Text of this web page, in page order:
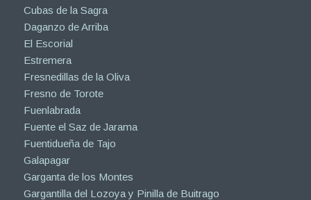
Cubas de la Sagra
Daganzo de Arriba
El Escorial
Estremera
Fresnedillas de la Oliva
Fresno de Torote
Fuenlabrada
Fuente el Saz de Jarama
Fuentidueña de Tajo
Galapagar
Garganta de los Montes
Gargantilla del Lozoya y Pinilla de Buitrago